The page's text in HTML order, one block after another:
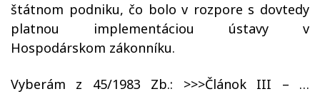
štátnom podniku, čo bolo v rozpore s dovtedy
platnou implementáciou ústavy v
Hospodárskom zákonníku.
Vyberám z 45/1983 Zb.:
>>>Článok III – …